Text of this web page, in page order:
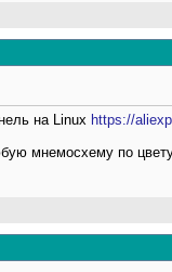
на Linux https://
мнемосхему по